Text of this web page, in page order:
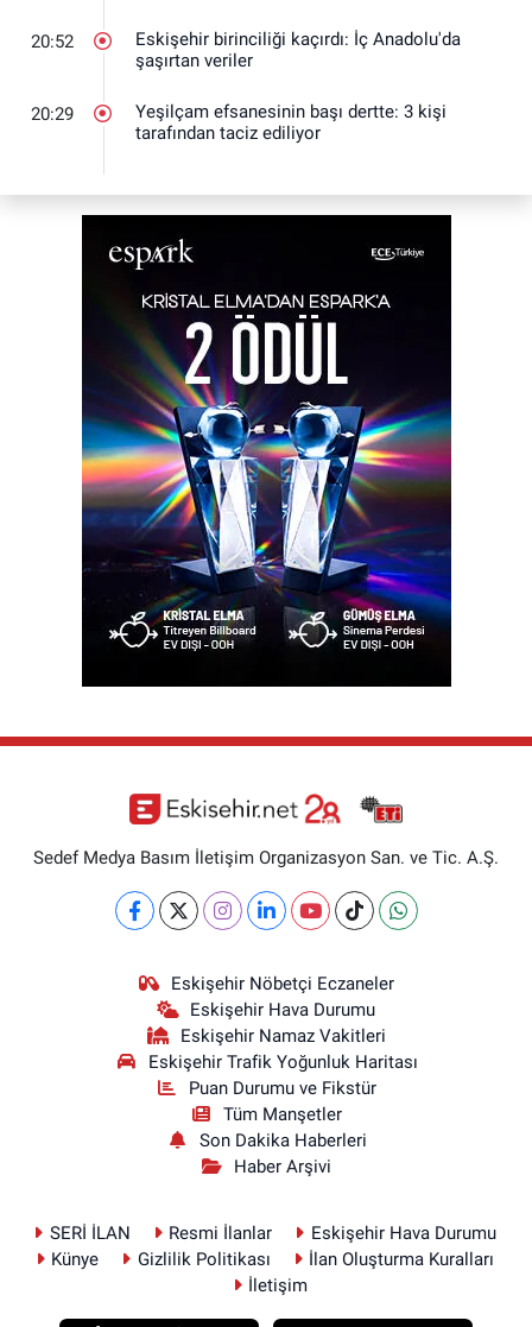
20:52
Eskişehir birinciliği kaçırdı: İç Anadolu'da
şaşırtan veriler
20:29
Yeşilçam efsanesinin başı dertte: 3 kişi
tarafından taciz ediliyor
Sedef Medya Basım İletişim Organizasyon San. ve Tic. A.Ş.
Eskişehir Nöbetçi Eczaneler
Eskişehir Hava Durumu
Eskişehir Namaz Vakitleri
Eskişehir Trafik Yoğunluk Haritası
Puan Durumu ve Fikstür
Tüm Manşetler
Son Dakika Haberleri
Haber Arşivi
SERİ İLAN Resmi İlanlar
Eskişehir Hava Durumu
Künye
Gizlilik Politikası
İlan Oluşturma Kuralları
İletişim